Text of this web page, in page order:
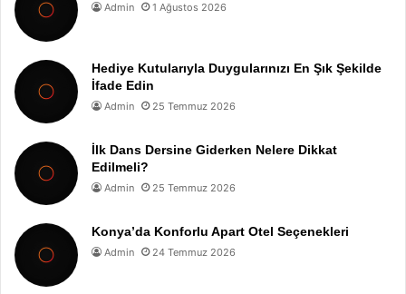
Admin 1 Ağustos 2026
Hediye Kutularıyla Duygularınızı En Şık Şekilde
İfade Edin
Admin 25 Temmuz 2026
İlk Dans Dersine Giderken Nelere Dikkat
Edilmeli?
Admin 25 Temmuz 2026
Konya’da Konforlu Apart Otel Seçenekleri
Admin 24 Temmuz 2026